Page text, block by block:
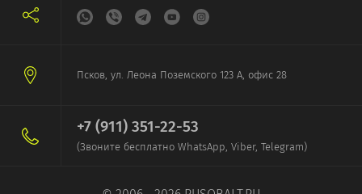
Псков, ул. Леона Поземского 123 А, офис 28
+7 (911) 351-22-53
(Звоните бесплатно WhatsApp, Viber, Telegram)